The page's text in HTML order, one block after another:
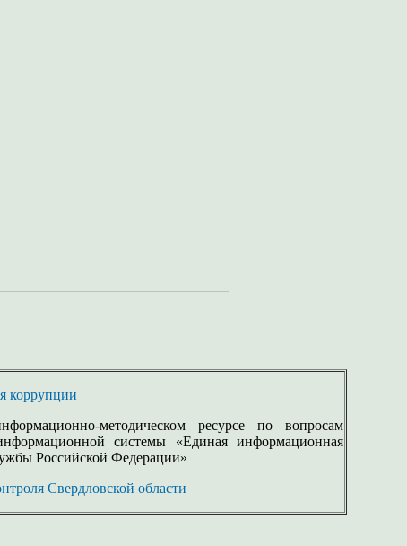
коррупции
методическом ресурсе по вопросам
системы «Единая информационная
Российской Федерации»
Свердловской области